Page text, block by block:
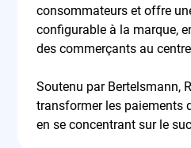
consommateurs et offre
configurable à la marque,
des commerçants au
Soutenu par Bertelsmann,
transformer les paiements
en se concentrant sur le